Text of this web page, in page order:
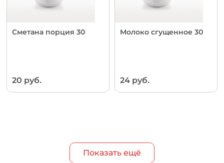
Сметана порция 30
20 руб.
Молоко сгущенное 30
24 руб.
Показать ещё